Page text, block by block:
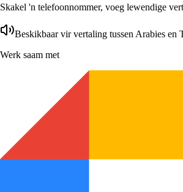
Skakel 'n telefoonnommer, voeg lewendige
Beskikbaar vir vertaling tussen Arabies en
Werk saam met